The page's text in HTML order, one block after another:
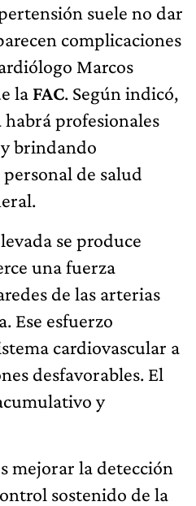
suele no dar
complicaciones
Marcos
la FAC. Según indicó,
profesionales
brindando
de salud
se produce
una fuerza
de las arterias
Ese esfuerzo
cardiovascular a
desfavorables. El
y
mejorar la detección
sostenido de la